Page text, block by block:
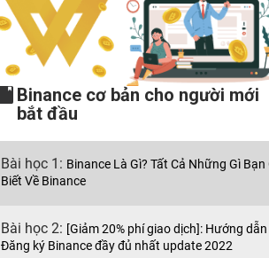
Binance cơ bản cho người mới
bắt đầu
Binance Là Gì? Tất Cả Những Gì Bạn
Biết Về Binance
[Giảm 20% phí giao dịch]: Hướng dẫn
Đăng ký Binance đầy đủ nhất update 2022